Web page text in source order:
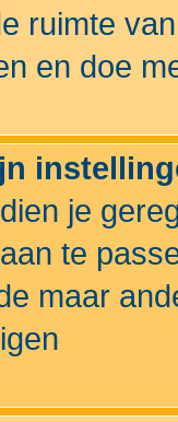
ruimte
en doe
je
te
maar